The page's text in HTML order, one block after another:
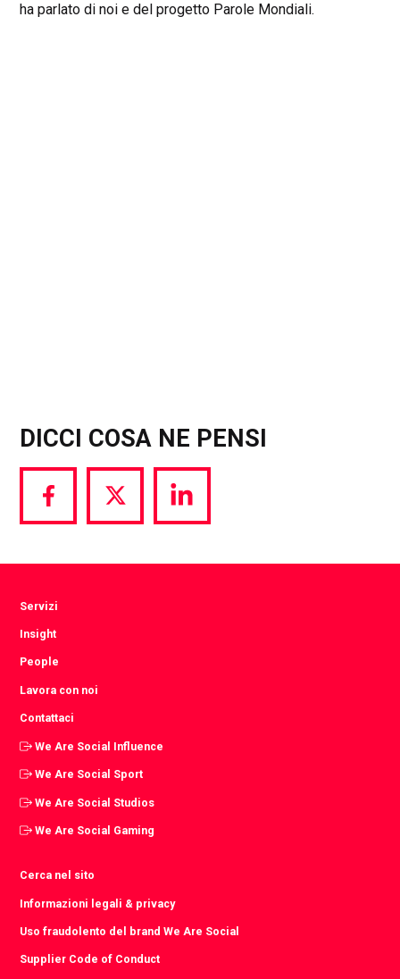
ha parlato di noi e del progetto Parole Mondiali.
DICCI COSA NE PENSI
Share
via
Share
via
Share
via
Servizi
Insight
People
Lavora con noi
Contattaci
We Are Social Influence
We Are Social Sport
We Are Social Studios
We Are Social Gaming
Cerca nel sito
Informazioni legali & privacy
Uso fraudolento del brand We Are Social
Supplier Code of Conduct